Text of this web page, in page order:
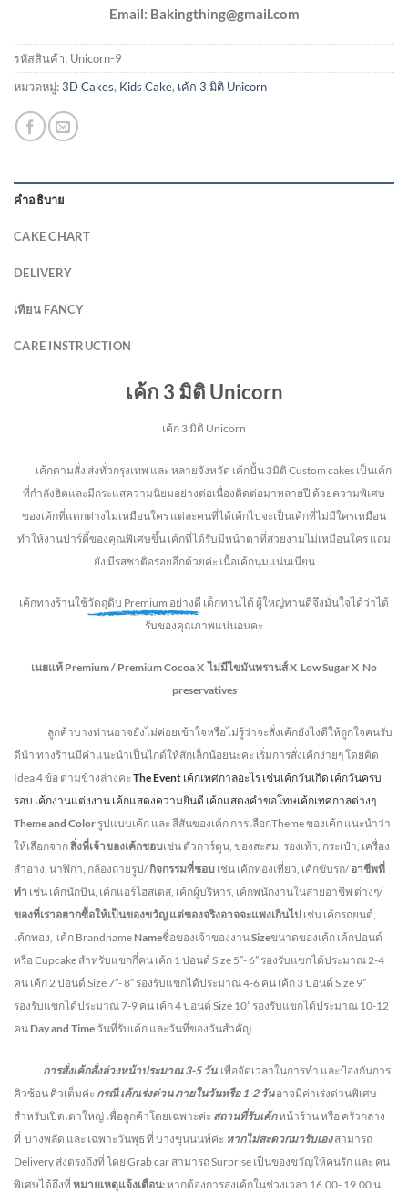
Email: Bakingthing@gmail.com
รหัสสินค้า: Unicorn-9
หมวดหมู่:3D Cakes, Kids Cake, เค้ก 3 มิติ Unicorn
คำอธิบาย
CAKE CHART
DELIVERY
เทียน FANCY
CARE INSTRUCTION
เค้ก 3 มิติ Unicorn
เค้ก 3 มิติ Unicorn
เค้กตามสั่ง ส่งทั่วกรุงเทพ และ หลายจังหวัด เค้กปั้น 3มิติ Custom cakes เป็นเค้ก
ที่กำลังฮิตและมีกระแสความนิยมอย่างต่อเนื่องติดต่อมาหลายปี ด้วยความพิเศษ
ของเค้กที่แตกต่างไม่เหมือนใคร แต่ละคนที่ได้เค้กไปจะเป็นเค้กที่ไม่มีใครเหมือน
ทำให้งานปาร์ตี้ของคุณพิเศษขึ้น เค้กที่ได้รับมีหน้าตาที่สวยงามไม่เหมือนใคร แถม
ยัง มีรสชาติอร่อยอีกด้วยค่ะ เนื้อเค้กนุ่มแน่นเนียน
เค้กทางร้านใช้วัตถุดิบ Premium อย่างดี เด็กทานได้ ผู้ใหญ่ทานดีจึงมั่นใจได้ว่าได้
รับของคุณภาพแน่นอนคะ
เนยแท้ Premium / Premium CocoaX ไม่มีไขมันทรานส์X Low SugarX No
preservatives
ลูกค้าบางท่านอาจยังไม่ค่อยเข้าใจหรือไม่รู้ว่าจะสั่งเค้กยังไงดีให้ถูกใจคนรับ
ดีน้า ทางร้านมีคำแนะนำเป็นไกด์ให้สักเล็กน้อยนะคะ เริ่มการสั่งเค้กง่ายๆ โดยคิด
Idea 4 ข้อ ตามข้างล่างคะ The Event เค้กเทศกาลอะไร เช่นเค้กวันเกิด เค้กวันครบ
รอบ เค้กงานแต่งงาน เค้กแสดงความยินดี เค้กแสดงคำขอโทษเค้กเทศกาลต่างๆ
Theme and Color รูปแบบเค้ก และ สีสันของเค้ก การเลือกTheme ของเค้ก แนะนำว่า
ให้เลือกจากสิ่งที่เจ้าของเค้กชอบเช่น ตัวการ์ตูน, ของสะสม, รองเท้า, กระเป๋า, เครื่อง
สำอาง, นาฬิกา, กล้องถ่ายรูป/กิจกรรมที่ชอบ เช่น เค้กท่องเที่ยว, เค้กขับรถ/อาชีพที่
ทำ เช่น เค้กนักบิน, เค้กแอร์โฮสเตส, เค้กผู้บริหาร, เค้กพนักงานในสายอาชีพ ต่างๆ/
ของที่เราอยากซื้อให้เป็นของขวัญ แต่ของจริงอาจจะแพงเกินไป เช่น เค้กรถยนต์,
เค้กทอง, เค้ก Brandname Nameชื่อของเจ้าของงานSizeขนาดของเค้ก เค้กปอนด์
หรือ Cupcake สำหรับแขกกี่คน เค้ก 1 ปอนด์ Size 5″- 6” รองรับแขกได้ประมาณ 2-4
คน เค้ก 2 ปอนด์ Size 7″- 8” รองรับแขกได้ประมาณ 4-6 คน เค้ก 3 ปอนด์ Size 9”
รองรับแขกได้ประมาณ 7-9 คน เค้ก 4 ปอนด์ Size 10” รองรับแขกได้ประมาณ 10-12
คน Day and Time วันที่รับเค้ก และวันที่ของวันสำคัญ
การสั่งเค้กสั่งล่วงหน้าประมาณ3-5 วัน เพื่อจัดเวลาในการทำ และป้องกันการ
คิวซ้อน คิวเต็มค่ะ กรณี เค้กเร่งด่วนภายในวันหรือ 1-2 วัน อาจมีค่าเร่งด่วนพิเศษ
สำหรับเปิดเตาใหญ่ เพื่อลูกค้าโดยเฉพาะค่ะ สถานที่รับเค้กหน้าร้าน หรือ ครัวกลาง
ที่ บางพลัด และ เฉพาะวันพุธ ที่ บางขุนนนท์ค่ะ หากไม่สะดวกมารับเองสามารถ
Delivery ส่งตรงถึงที่ โดย Grab car สามารถ Surprise เป็นของขวัญให้คนรัก และ คน
พิเศษได้ถึงที่ หมายเหตุแจ้งเตือน:หากต้องการส่งเค้กในช่วงเวลา 16.00- 19.00 น.